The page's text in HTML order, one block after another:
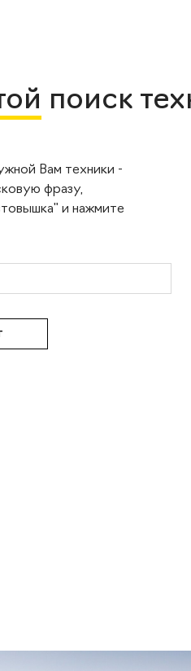
поиск
Вам техники -
фразу,
и нажмите